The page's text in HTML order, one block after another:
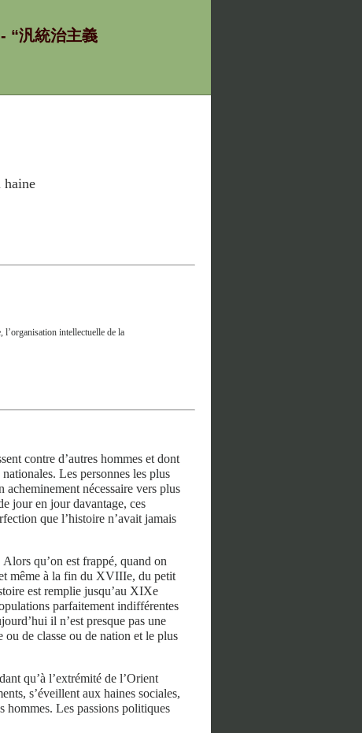
“汎統治主義
haine
l’organisation intellectuelle de la
contre d’autres hommes et dont
Les personnes les plus
acheminement nécessaire vers plus
jour en jour davantage, ces
que l’histoire n’avait jamais
qu’on est frappé, quand on
même à la fin du XVIIIe, du petit
est remplie jusqu’au XIXe
parfaitement indifférentes
il n’est presque pas une
ou de classe ou de nation et le plus
qu’à l’extrémité de l’Orient
s’éveillent aux haines sociales,
hommes. Les passions politiques